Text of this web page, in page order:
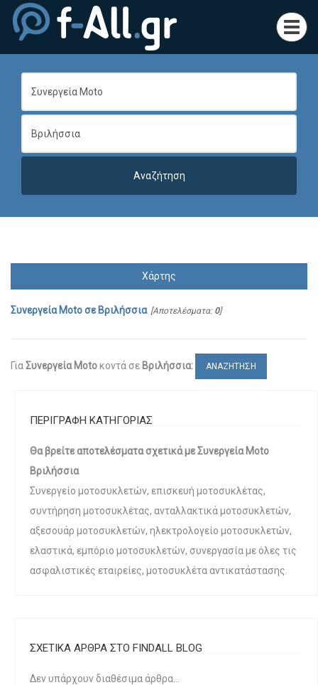
Χάρτης
Συνεργεία Motoσε Βριλήσσια [Αποτελέσματα: 0]
ΓιαΣυνεργεία Motoκοντά σε Βριλήσσια: ΑΝΑΖΗΤΗΣΗ
ΠΕΡΙΓΡΑΦΗ ΚΑΤΗΓΟΡΙΑΣ
Θα βρείτε αποτελέσματα σχετικά με Συνεργεία Moto
Βριλήσσια
Συνεργείο μοτοσυκλετών, επισκευή μοτοσυκλέτας,
συντήρηση μοτοσυκλέτας, ανταλλακτικά μοτοσυκλετών,
αξεσουάρ μοτοσυκλετών, ηλεκτρολογείο μοτοσυκλετών,
ελαστικά, εμπόριο μοτοσυκλετών, συνεργασία με όλες τις
ασφαλιστικές εταιρείες, μοτοσυκλέτα αντικατάστασης.
ΣΧΕΤΙΚΑ ΑΡΘΡΑ ΣΤΟ FINDALL BLOG
Δεν υπάρχουν διαθέσιμα άρθρα...